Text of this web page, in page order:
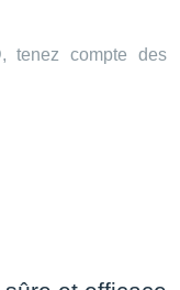
tenez compte des